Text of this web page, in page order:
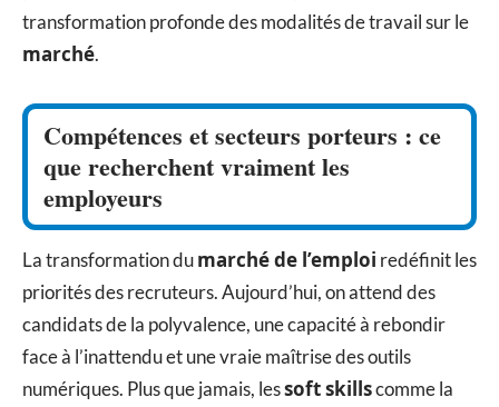
transformation profonde des modalités de travail sur le
marché.
Compétences et secteurs porteurs : ce
que recherchent vraiment les
employeurs
La transformation dumarché de l’emploi redéfinit les
priorités des recruteurs. Aujourd’hui, on attend des
candidats de la polyvalence, une capacité à rebondir
face à l’inattendu et une vraie maîtrise des outils
numériques. Plus que jamais, lessoft skillscomme la